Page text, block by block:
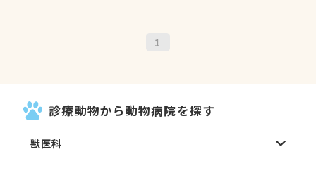
1
診療動物から動物病院を探す
獣医科